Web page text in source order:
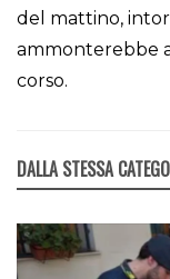
del mattino,
ammonterebbe
corso.
DALLA STESSA